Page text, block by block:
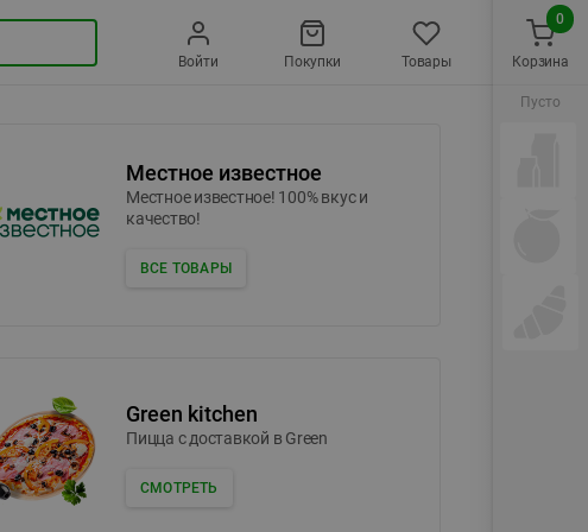
Войти Покупки Товары
Местное известное
Местное известное! 100% вкус и
качество!
ВСЕ ТОВАРЫ
Green kitchen
Пицца c доставкой в Green
СМОТРЕТЬ
Корзина
0
Пусто